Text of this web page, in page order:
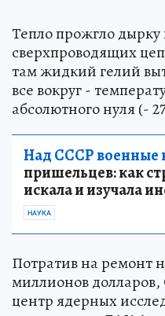
Тепло прожгло
сверхпроводящих
там жидкий гелий
все вокруг -
абсолютного нуля (-
Над СССР военные
пришельцев: как
искала и изучала
НАУКА
Потратив на ремонт
миллионов
центр ядерных